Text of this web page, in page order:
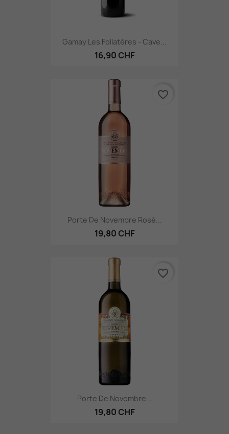
Gamay Les Follatères - Cave...
16,90 CHF
Porte De Novembre Rosé...
19,80 CHF
favorite_border
Porte De Novembre...
19,80 CHF
favorite_border